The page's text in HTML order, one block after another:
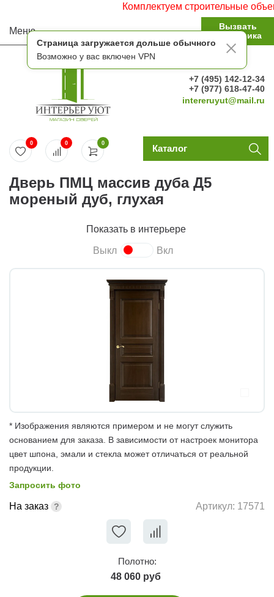
Страница загружается дольше обычного
Возможно у вас включен VPN
Комплектуем строительные объекты.
Меню
Вызвать
замерщика
+7 (495) 142-12-34
+7 (977) 618-47-40
intereruyut@mail.ru
0
0 0 Каталог
Дверь ПМЦ массив дуба Д5
мореный дуб, глухая
Показать в интерьере
Выкл Вкл
* Изображения являются примером и не могут служить
основанием для заказа. В зависимости от настроек монитора
цвет шпона, эмали и стекла может отличаться от реальной
продукции.
Запросить фото
На заказ Артикул: 17571
Полотно:
48 060 руб